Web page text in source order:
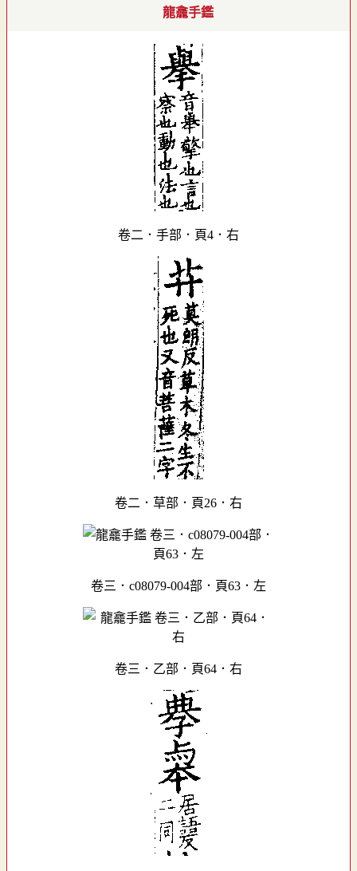
龍龕手鑑
卷二．手部．頁4．右
卷二．草部．頁26．右
卷三．c08079-004部．頁63．左
卷三．乙部．頁64．右